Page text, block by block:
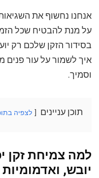
אנחנו נחשוף את
על מנת להבטיח שכל
בסידור הזקן שלכם רק
איך לשמור על עור פנים
וסמיך.
תוכן עניינים לצפיה
למה צמיחת זקן
יובש,